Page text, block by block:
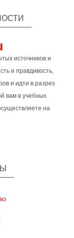
источников и
и правдивость,
и идти в разрез
вам в учебных
на